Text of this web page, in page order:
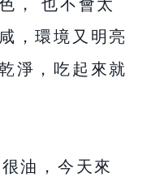
， 也不會太
咸，環境又明亮
淨，吃起來就
油，今天來